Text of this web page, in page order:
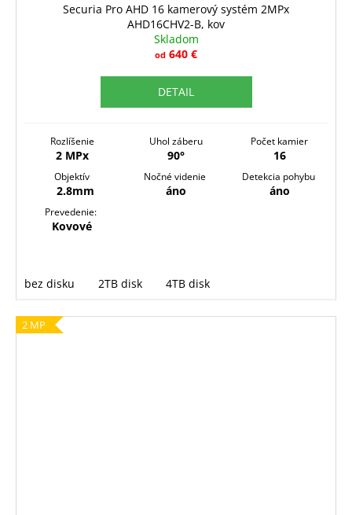
Securia Pro AHD 16 kamerový systém 2MPx
AHD16CHV2-B, kov
Skladom
od 640 €
DETAIL
Rozlíšenie
2 MPx
Uhol záberu
90°
Počet kamier
16
Objektív
2.8mm
Nočné videnie
áno
Detekcia pohybu
áno
Prevedenie:
Kovové
bez disku 2TB disk 4TB disk
2 MP